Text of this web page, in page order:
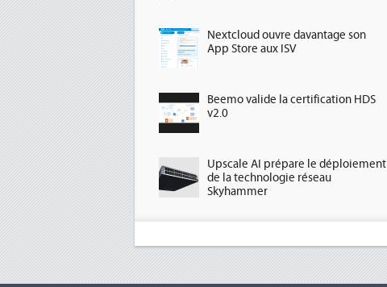
Nextcloud ouvre davantage son
App Store aux ISV
Beemo valide la certification HDS
v2.0
Upscale AI prépare le déploiement
de la technologie réseau
Skyhammer